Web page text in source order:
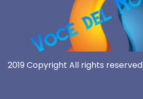
2019 Copyright All rights reserved